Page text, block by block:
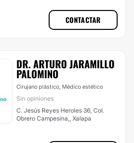
CONTACTAR
DR. ARTURO JARAMILLO
PALOMINO
Cirujano plástico, Médico estético
Sin opiniones
C. Jesús Reyes Heroles 36, Col.
Obrero Campesina,, Xalapa